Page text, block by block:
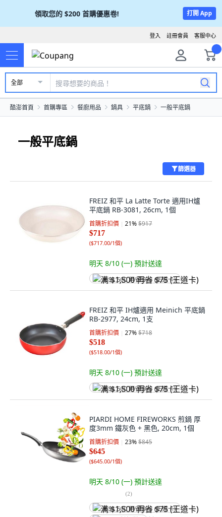
領取您的 $200 首購優惠卷! 打開 App
客服中心
註冊會員
登入
全部
酷澎首頁 首購專區 餐廚用品 鍋具 平底鍋 一般平底鍋
一般平底鍋
篩選器
FREIZ 和平 La Latte Torte 適用IH爐
平底鍋 RB-3081, 26cm, 1個
首購折扣價 21%$917
$717
($717.00/1個)
明天 8/10 (一) 預計送達
满 $1,500 再省 $75 (王道卡)
FREIZ 和平 IH爐適用 Meinich 平底鍋
RB-2977, 24cm, 1支
首購折扣價 27%$718
$518
($518.00/1個)
明天 8/10 (一) 預計送達
满 $1,500 再省 $75 (王道卡)
PIARDI HOME FIREWORKS 煎鍋 厚
度3mm 鐵灰色 + 黑色, 20cm, 1個
首購折扣價 23%$845
$645
($645.00/1個)
明天 8/10 (一) 預計送達
(2)
满 $1,500 再省 $75 (王道卡)